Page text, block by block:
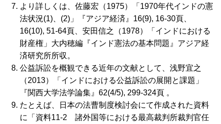
より詳しくは、佐藤宏（1975）「1970年代インドの憲
法状況(1)、(2)」『アジア経済』16(9), 16-30頁、
16(10), 51-64頁、安田信之（1978）「インドにおける
財産権」大内穂編『インド憲法の基本問題』アジア経
済研究所所収。
公益訴訟を概観できる近年の文献として、浅野宜之
（2013）「インドにおける公益訴訟の展開と課題」
『関西大学法学論集』62(4/5), 299-324頁 。
たとえば、日本の法曹制度検討会にて作成された資料
に「資料11-2 諸外国等における最高裁判所裁判官任